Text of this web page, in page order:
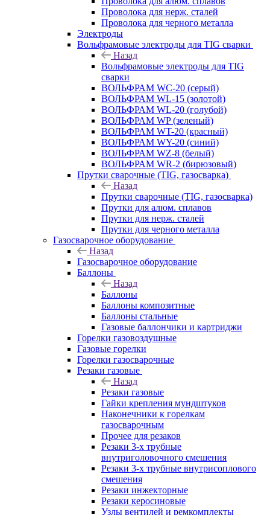
Проволока для нерж. сталей
Проволока для черного металла
Электроды
Вольфрамовые электроды для TIG сварки
Назад
Вольфрамовые электроды для TIG
сварки
ВОЛЬФРАМ WC-20 (серый)
ВОЛЬФРАМ WL-15 (золотой)
ВОЛЬФРАМ WL-20 (голубой)
ВОЛЬФРАМ WP (зеленый)
ВОЛЬФРАМ WT-20 (красный)
ВОЛЬФРАМ WY-20 (синий)
ВОЛЬФРАМ WZ-8 (белый)
ВОЛЬФРАМ WR-2 (бирюзовый)
Прутки сварочные (TIG, газосварка)
Назад
Прутки сварочные (TIG, газосварка)
Прутки для алюм. сплавов
Прутки для нерж. сталей
Прутки для черного металла
Газосварочное оборудование
Назад
Газосварочное оборудование
Баллоны
Назад
Баллоны
Баллоны композитные
Баллоны стальные
Газовые баллончики и картриджи
Горелки газовоздушные
Газовые горелки
Горелки газосварочные
Резаки газовые
Назад
Резаки газовые
Гайки крепления мундштуков
Наконечники к горелкам
газосварочным
Прочее для резаков
Резаки 3-х трубные
внутриголовочного смешения
Резаки 3-х трубные внутрисоплового
смешения
Резаки инжекторные
Резаки керосиновые
Узлы вентилей и ремкомплекты